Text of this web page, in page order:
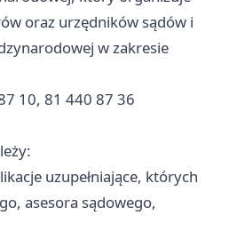
oraz urzędników sądów i
w zakresie
10, 81 440 87 36
uzupełniające, których
asesora sądowego,